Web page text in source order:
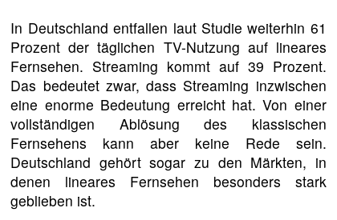
In Deutschland entfallen laut Studie weiterhin 61
Prozent der täglichen TV-Nutzung auf lineares
Fernsehen. Streaming kommt auf 39 Prozent.
Das bedeutet zwar, dass Streaming inzwischen
eine enorme Bedeutung erreicht hat. Von einer
vollständigen Ablösung des klassischen
Fernsehens kann aber keine Rede sein.
Deutschland gehört sogar zu den Märkten, in
denen lineares Fernsehen besonders stark
geblieben ist.